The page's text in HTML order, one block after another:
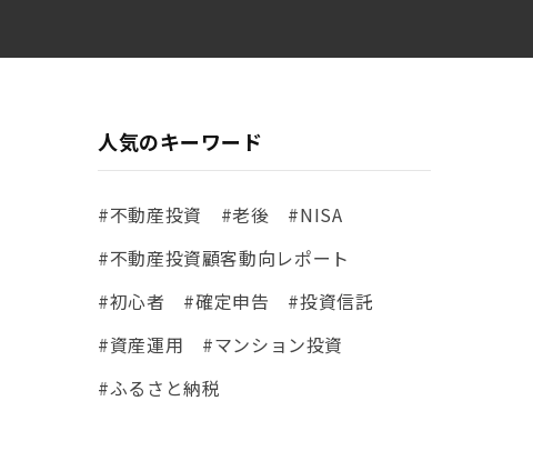
人気のキーワード
#不動産投資 #老後
#NISA
#不動産投資顧客動向レポート
#初心者
#確定申告
#投資信託
#資産運用
#マンション投資
#ふるさと納税